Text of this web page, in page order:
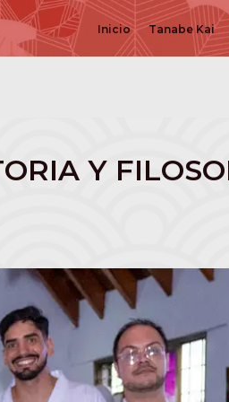
Inicio Tanabe Kai
Y